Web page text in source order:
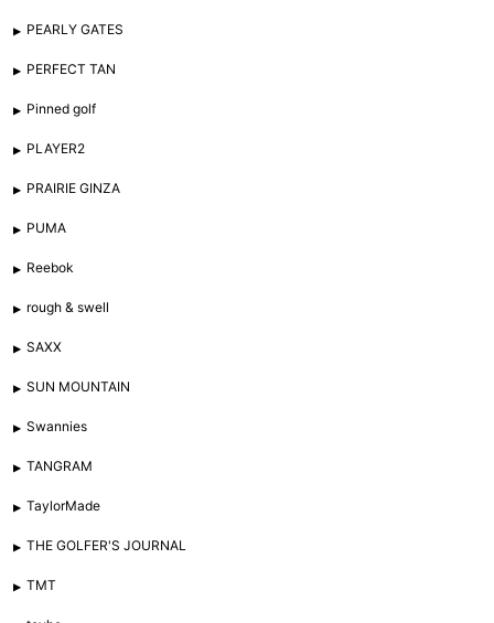
PEARLY GATES
PERFECT TAN
Pinned golf
PLAYER2
PRAIRIE GINZA
PUMA
Reebok
rough & swell
SAXX
SUN MOUNTAIN
Swannies
TANGRAM
TaylorMade
THE GOLFER'S JOURNAL
TMT